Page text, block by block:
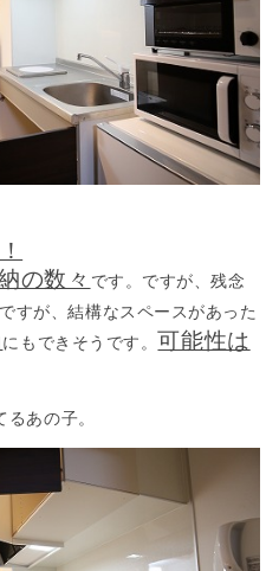
の数々 です。ですが、残念
すが、結構なスペースがあった
にもできそうです。 可能性は
あの子。